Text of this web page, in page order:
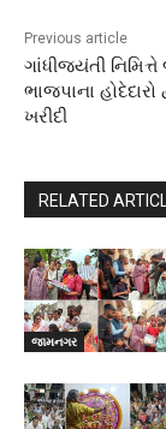
Previous article
ગાંધીજયંતી
ભાજપાના હોદેદારો
ખરીદી
RELATED
જામનગર